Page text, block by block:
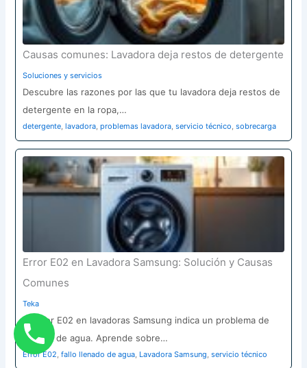
Causas comunes: Lavadora deja restos de detergente
Soluciones y servicios
Descubre las razones por las que tu lavadora deja restos de
detergente en la ropa,…
detergente,lavadora,problemas lavadora,servicio técnico,sobrecarga
Error E02 en Lavadora Samsung: Solución y Causas
Comunes
Teka
El error E02 en lavadoras Samsung indica un problema de
llenado de agua. Aprende sobre…
Error E02,fallo llenado de agua, Lavadora Samsung,servicio técnico